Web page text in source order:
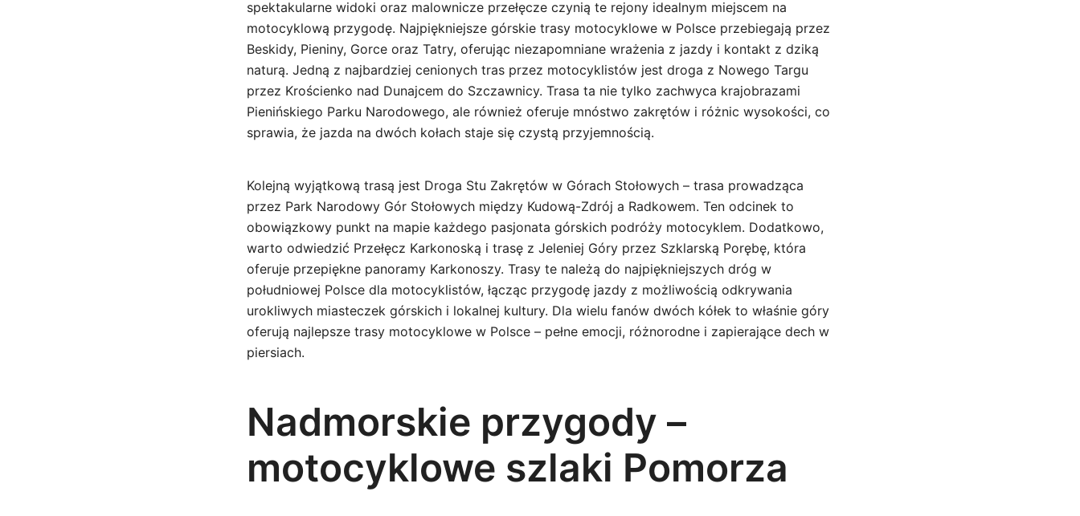
spektakularne widoki oraz malownicze przełęcze czynią te rejony idealnym miejscem na
motocyklową przygodę. Najpiękniejsze górskie trasy motocyklowe w Polsce przebiegają przez
Beskidy, Pieniny, Gorce oraz Tatry, oferując niezapomniane wrażenia z jazdy i kontakt z dziką
naturą. Jedną z najbardziej cenionych tras przez motocyklistów jest droga z Nowego Targu
przez Krościenko nad Dunajcem do Szczawnicy. Trasa ta nie tylko zachwyca krajobrazami
Pienińskiego Parku Narodowego, ale również oferuje mnóstwo zakrętów i różnic wysokości, co
sprawia, że jazda na dwóch kołach staje się czystą przyjemnością.
Kolejną wyjątkową trasą jest Droga Stu Zakrętów w Górach Stołowych – trasa prowadząca
przez Park Narodowy Gór Stołowych między Kudową-Zdrój a Radkowem. Ten odcinek to
obowiązkowy punkt na mapie każdego pasjonata górskich podróży motocyklem. Dodatkowo,
warto odwiedzić Przełęcz Karkonoską i trasę z Jeleniej Góry przez Szklarską Porębę, która
oferuje przepiękne panoramy Karkonoszy. Trasy te należą do najpiękniejszych dróg w
południowej Polsce dla motocyklistów, łącząc przygodę jazdy z możliwością odkrywania
urokliwych miasteczek górskich i lokalnej kultury. Dla wielu fanów dwóch kółek to właśnie góry
oferują najlepsze trasy motocyklowe w Polsce – pełne emocji, różnorodne i zapierające dech w
piersiach.
Nadmorskie przygody –
motocyklowe szlaki Pomorza